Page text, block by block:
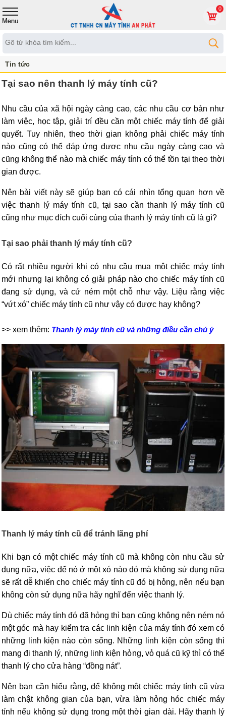
0
Tin tức
Tại sao nên thanh lý máy tính cũ?
Nhu cầu của xã hội ngày càng cao, các nhu cầu cơ bản như
làm việc, học tập, giải trí đều cần một chiếc máy tính để giải
quyết. Tuy nhiên, theo thời gian không phải chiếc máy tính
nào cũng có thể đáp ứng được nhu cầu ngày càng cao và
cũng không thể nào mà chiếc máy tính có thể tồn tại theo thời
gian được.
Nên bài viết này sẽ giúp bạn có cái nhìn tổng quan hơn về
việc thanh lý máy tính cũ, tại sao cần thanh lý máy tính cũ
cũng như mục đích cuối cùng của thanh lý máy tính cũ là gì?
Tại sao phải thanh lý máy tính cũ?
Có rất nhiều người khi có nhu cầu mua một chiếc máy tính
mới nhưng lại không có giải pháp nào cho chiếc máy tính cũ
đang sử dụng, và cứ ném một chỗ như vậy. Liệu rằng việc
“vứt xó” chiếc máy tính cũ như vậy có được hay không?
>> xem thêm: Thanh lý máy tính cũ và những điều cần chú ý
Thanh lý máy tính cũ để tránh lãng phí
Khi bạn có một chiếc máy tính cũ mà không còn nhu cầu sử
dụng nữa, việc để nó ở một xó nào đó mà không sử dụng nữa
sẽ rất dễ khiến cho chiếc máy tính cũ đó bị hỏng, nên nếu bạn
không còn sử dụng nữa hãy nghĩ đến việc thanh lý.
Dù chiếc máy tính đó đã hỏng thì bạn cũng không nên ném nó
một góc mà hay kiểm tra các linh kiện của máy tính đó xem có
những linh kiện nào còn sống. Những linh kiện còn sống thì
mang đi thanh lý, những linh kiện hỏng, vỏ quá cũ kỹ thì có thể
thanh lý cho cửa hàng “đồng nát”.
Nên bạn cần hiểu rằng, để không một chiếc máy tính cũ vừa
làm chật không gian của bạn, vừa làm hỏng hóc chiếc máy
tính nếu không sử dụng trong một thời gian dài. Hãy thanh lý